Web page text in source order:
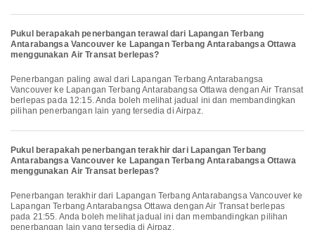
Pukul berapakah penerbangan terawal dari Lapangan Terbang
Antarabangsa Vancouver ke Lapangan Terbang Antarabangsa Ottawa
menggunakan Air Transat berlepas?
Penerbangan paling awal dari Lapangan Terbang Antarabangsa
Vancouver ke Lapangan Terbang Antarabangsa Ottawa dengan Air Transat
berlepas pada 12:15. Anda boleh melihat jadual ini dan membandingkan
pilihan penerbangan lain yang tersedia di Airpaz.
Pukul berapakah penerbangan terakhir dari Lapangan Terbang
Antarabangsa Vancouver ke Lapangan Terbang Antarabangsa Ottawa
menggunakan Air Transat berlepas?
Penerbangan terakhir dari Lapangan Terbang Antarabangsa Vancouver ke
Lapangan Terbang Antarabangsa Ottawa dengan Air Transat berlepas
pada 21:55. Anda boleh melihat jadual ini dan membandingkan pilihan
penerbangan lain yang tersedia di Airpaz.